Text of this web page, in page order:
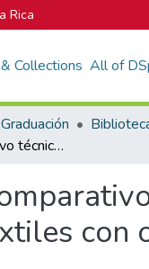
Rica
Collections All of
Análisis comparativo técnico-económico de muros de suelo reforzado con geotextiles con otras alternativas equivalentes.
con